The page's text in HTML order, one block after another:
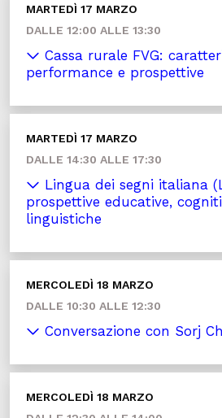
MARTEDÌ 17 MARZO
DALLE 12:00 ALLE 13:30
Cassa rurale FVG:
performance e prospettive
MARTEDÌ 17 MARZO
DALLE 14:30 ALLE 17:30
Lingua dei segni italiana
prospettive educative,
linguistiche
MERCOLEDÌ 18 MARZO
DALLE 10:30 ALLE 12:30
Conversazione con Sorj
MERCOLEDÌ 18 MARZO